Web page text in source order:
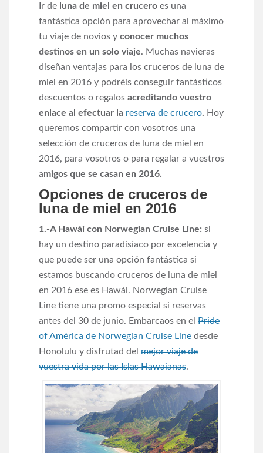
Ir de luna de miel en crucero es una
fantástica opción para aprovechar al máximo
tu viaje de novios y conocer muchos
destinos en un solo viaje. Muchas navieras
diseñan ventajas para los cruceros de luna de
miel en 2016 y podréis conseguir fantásticos
descuentos o regalos acreditando vuestro
enlace al efectuar la reserva de crucero. Hoy
queremos compartir con vosotros una
selección de cruceros de luna de miel en
2016, para vosotros o para regalar a vuestros
amigos que se casan en 2016.
Opciones de cruceros de
luna de miel en 2016
1.-A Hawái con Norwegian Cruise Line: si
hay un destino paradisíaco por excelencia y
que puede ser una opción fantástica si
estamos buscando cruceros de luna de miel
en 2016 ese es Hawái. Norwegian Cruise
Line tiene una promo especial si reservas
antes del 30 de junio. Embarcaos en el Pride
of América de Norwegian Cruise Linedesde
Honolulu y disfrutad del mejor viaje de
vuestra vida por las Islas Hawaianas.